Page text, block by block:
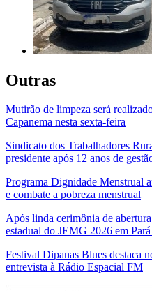
Outras
Mutirão de limpeza será
Capanema nesta sexta-feira
Sindicato dos Trabalhadores
presidente após 12 anos de
Programa Dignidade Menstrual
e combate a pobreza menstrual
Após linda cerimônia de
estadual do JEMG 2026 em
Festival Dipanas Blues destaca
entrevista à Rádio Espacial FM